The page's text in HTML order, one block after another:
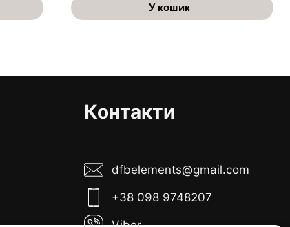
У кошик
Контакти
dfbelements@gmail.com
+38 098 9748207